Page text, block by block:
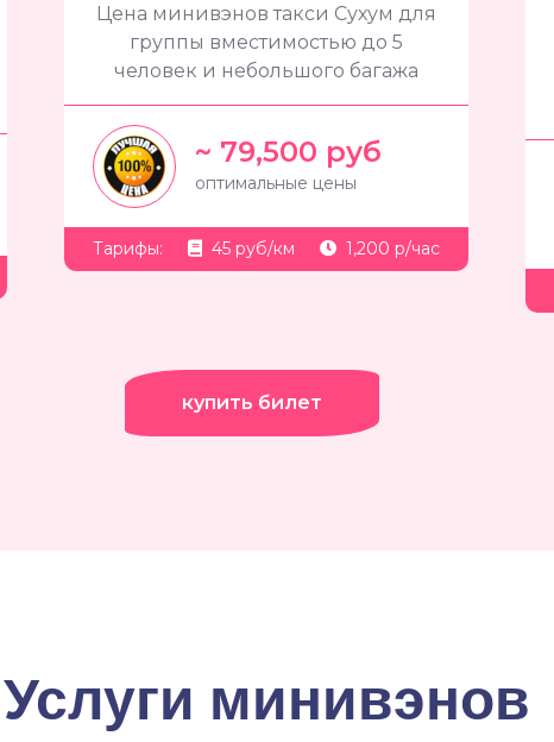
Цена минивэнов такси Сухум для
группы вместимостью до 5
человек и небольшого багажа
~ 79,500 руб
оптимальные цены
Тарифы: 45 руб/км 1,200 р/час
купить билет
Услуги минивэнов